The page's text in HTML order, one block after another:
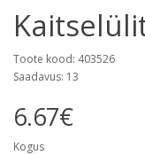
Toote kood: 403526
Saadavus: 13
6.67€
Kogus